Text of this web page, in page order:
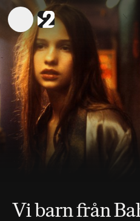
Vi barn från